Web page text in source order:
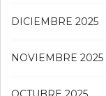
DICIEMBRE 2025
NOVIEMBRE 2025